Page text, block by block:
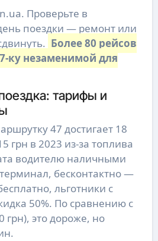
Проверьте в
поездки — ремонт или
Более 80 рейсов
ку незаменимой для
тарифы и
47 достигает 18
грн в 2023 из-за топлива
водителю наличными
бесконтактно —
льготники с
50%. По сравнению с
грн), это дороже, но